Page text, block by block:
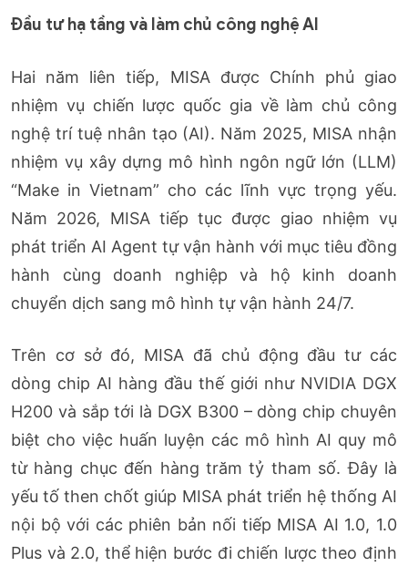
Đầu tư hạ tầng và làm chủ công nghệ AI
Hai năm liên tiếp, MISA được Chính phủ giao
nhiệm vụ chiến lược quốc gia về làm chủ công
nghệ trí tuệ nhân tạo (AI). Năm 2025, MISA nhận
nhiệm vụ xây dựng mô hình ngôn ngữ lớn (LLM)
“Make in Vietnam” cho các lĩnh vực trọng yếu.
Năm 2026, MISA tiếp tục được giao nhiệm vụ
phát triển AI Agent tự vận hành với mục tiêu đồng
hành cùng doanh nghiệp và hộ kinh doanh
chuyển dịch sang mô hình tự vận hành 24/7.
Trên cơ sở đó, MISA đã chủ động đầu tư các
dòng chip AI hàng đầu thế giới như NVIDIA DGX
H200 và sắp tới là DGX B300 – dòng chip chuyên
biệt cho việc huấn luyện các mô hình AI quy mô
từ hàng chục đến hàng trăm tỷ tham số. Đây là
yếu tố then chốt giúp MISA phát triển hệ thống AI
nội bộ với các phiên bản nối tiếp MISA AI 1.0, 1.0
Plus và 2.0, thể hiện bước đi chiến lược theo định